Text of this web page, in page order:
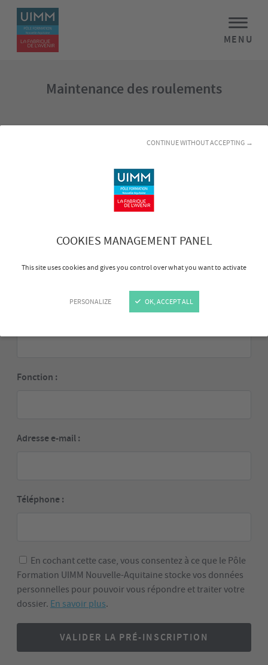
COOKIES MANAGEMENT PANEL
This site uses cookies and gives you control over what you want to activate
PERSONALIZE
CONTINUE WITHOUT ACCEPTING →
OK, ACCEPT ALL
MENU
Maintenance des roulements
Fonction :
Adresse e-mail :
Téléphone :
En cochant cette case, vous consentez à ce que le Pôle
Formation UIMM Nouvelle-Aquitaine stocke vos données
personnelles pour pouvoir vous répondre et traiter votre
dossier. En savoir plus.
VALIDER LA PRÉ-INSCRIPTION